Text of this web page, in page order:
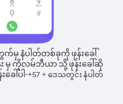
က်မှ နံပါတ်တစ်ခုကို ဖုန်းခေါ်
မှ ကိုလမ်ဘီယာ သို့ ဖုန်းခေါ်ဆို
ေါ်ပါ-+57+ ဒေသတွင်း နံပါတ်